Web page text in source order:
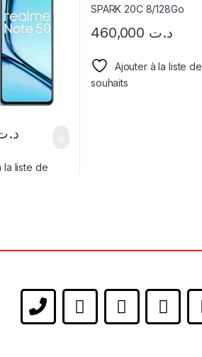
la liste de
د.ت
Ajouter à la liste de
souhaits